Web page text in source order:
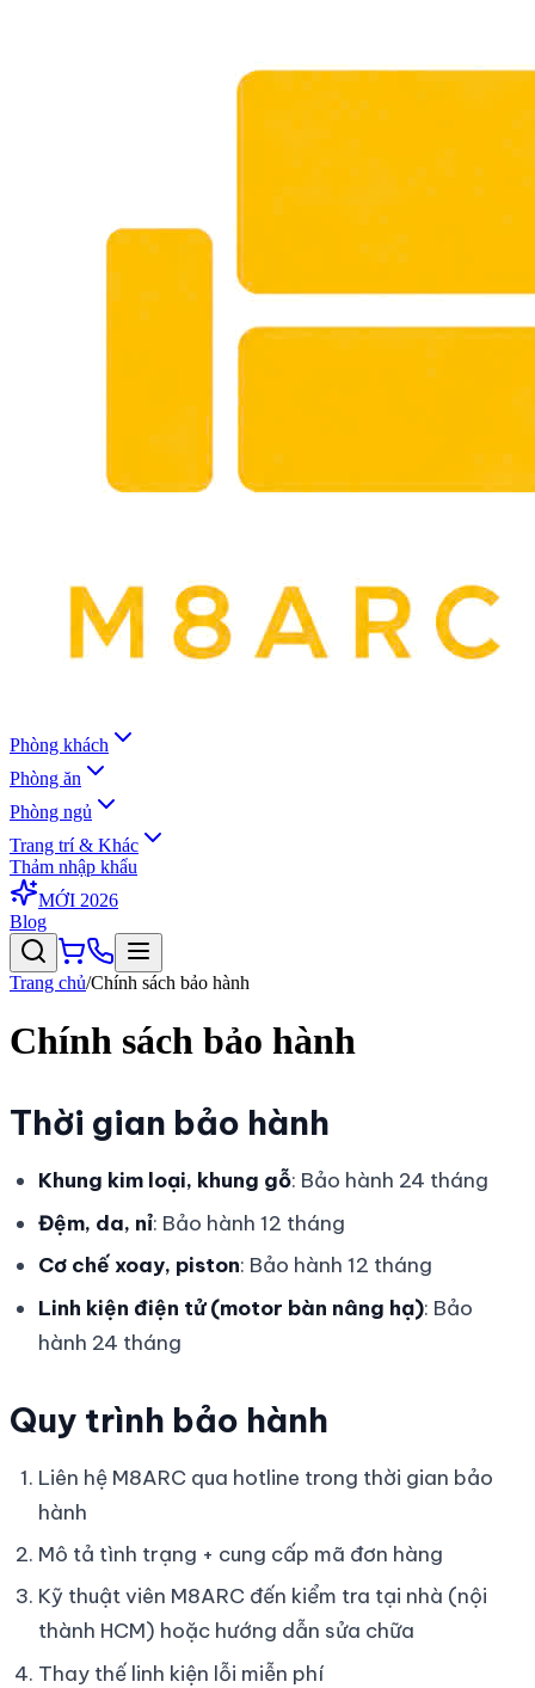
Phòng khách
Phòng ăn
Phòng ngủ
Trang trí & Khác
Thảm nhập khẩu
MỚI 2026
Blog
Trang chủ/Chính sách bảo hành
Chính sách bảo hành
Thời gian bảo hành
Khung kim loại, khung gỗ: Bảo hành 24 tháng
Đệm, da, nỉ: Bảo hành 12 tháng
Cơ chế xoay, piston: Bảo hành 12 tháng
Linh kiện điện tử (motor bàn nâng hạ): Bảo
hành 24 tháng
Quy trình bảo hành
Liên hệ M8ARC qua hotline trong thời gian bảo
hành
Mô tả tình trạng + cung cấp mã đơn hàng
Kỹ thuật viên M8ARC đến kiểm tra tại nhà (nội
thành HCM) hoặc hướng dẫn sửa chữa
Thay thế linh kiện lỗi miễn phí